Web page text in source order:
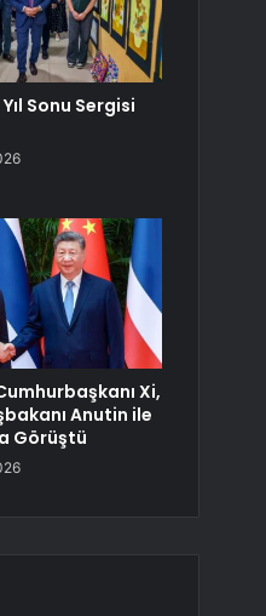
Sonu Sergisi
Xi,
Anutin ile
Görüştü